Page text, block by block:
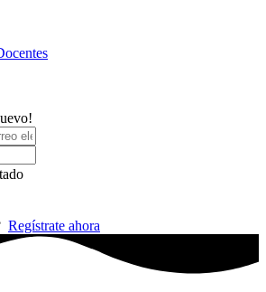
Regístrate ahora